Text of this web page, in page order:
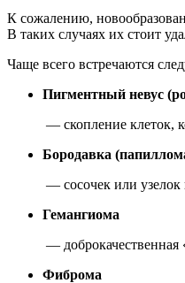
К сожалению,
В таких случаях их стоит
Чаще всего встречаются
Пигментный невус
— скопление клеток,
Бородавка
— сосочек или
Гемангиома
— доброкачественная
Фиброма